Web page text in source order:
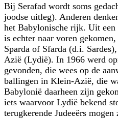
Bij Serafad wordt soms
joodse uitleg). Anderen
het Babylonische rijk. Uit
is echter naar voren
Sparda of Sfarda (d.i.
Azië (Lydië). In 1966 werd
gevonden, die wees op de
ballingen in Klein-Azië, die
Babylonië daarheen zijn
iets waarvoor Lydië bekend
terugkerende Judeeërs